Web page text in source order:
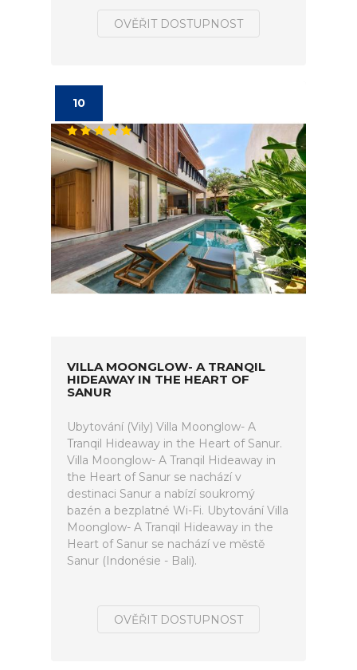
OVĚŘIT DOSTUPNOST
10
VILLA MOONGLOW- A TRANQIL
HIDEAWAY IN THE HEART OF
SANUR
Ubytování (Vily) Villa Moonglow- A
Tranqil Hideaway in the Heart of Sanur.
Villa Moonglow- A Tranqil Hideaway in
the Heart of Sanur se nachází v
destinaci Sanur a nabízí soukromý
bazén a bezplatné Wi-Fi. Ubytování Villa
Moonglow- A Tranqil Hideaway in the
Heart of Sanur se nachází ve městě
Sanur (Indonésie - Bali).
OVĚŘIT DOSTUPNOST